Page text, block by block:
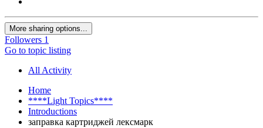
More sharing options...
Followers 1
Go to topic listing
All Activity
Home
****Light Topics****
Introductions
заправка картриджей лексмарк